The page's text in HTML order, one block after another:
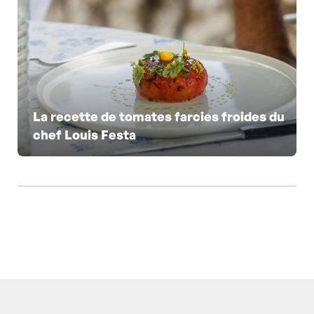
La recette de tomates farcies froides du
chef Louis Festa